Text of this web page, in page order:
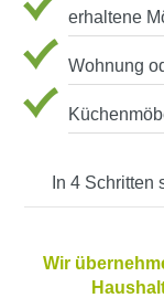
erhaltene
Wohnung
In 4
Wir